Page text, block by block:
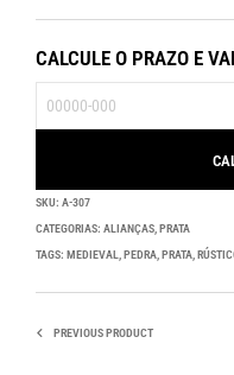
CALCULE O PRAZO E
SKU: A-307
CATEGORIAS: ALIANÇAS PRATA
TAGS: MEDIEVAL PEDRA PRATA
PREVIOUS PRODUCT